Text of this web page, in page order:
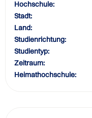
Hochschule:
Stadt:
Land:
Studienrichtung:
Studientyp:
Zeitraum:
Heimathochschule: